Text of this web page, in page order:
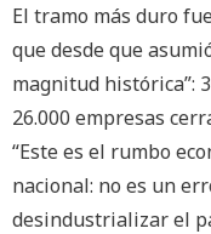
El tramo más duro
que desde que
magnitud histórica”:
26.000 empresas
“Este es el rumbo
nacional: no es un
desindustrializar el